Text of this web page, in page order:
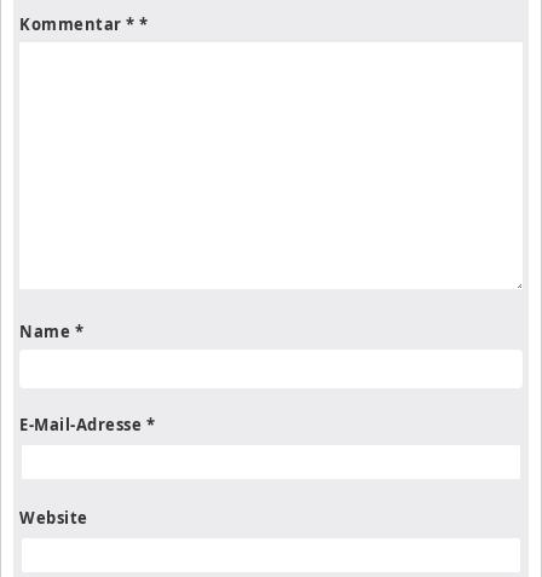
Kommentar *
Name *
E-Mail-Adresse *
Website